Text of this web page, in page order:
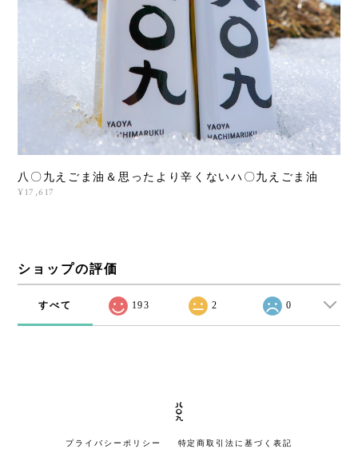
八〇九えごま油＆思ったより辛くないハ〇九えごま油
¥17,617
ショップの評価
すべて 193 2 0
プライバシーポリシー 特定商取引法に基づく表記